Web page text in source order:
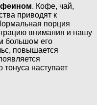
. Кофе, чай,
приводят к
порция
внимания и нашу
большом его
повышается
тонуса наступает